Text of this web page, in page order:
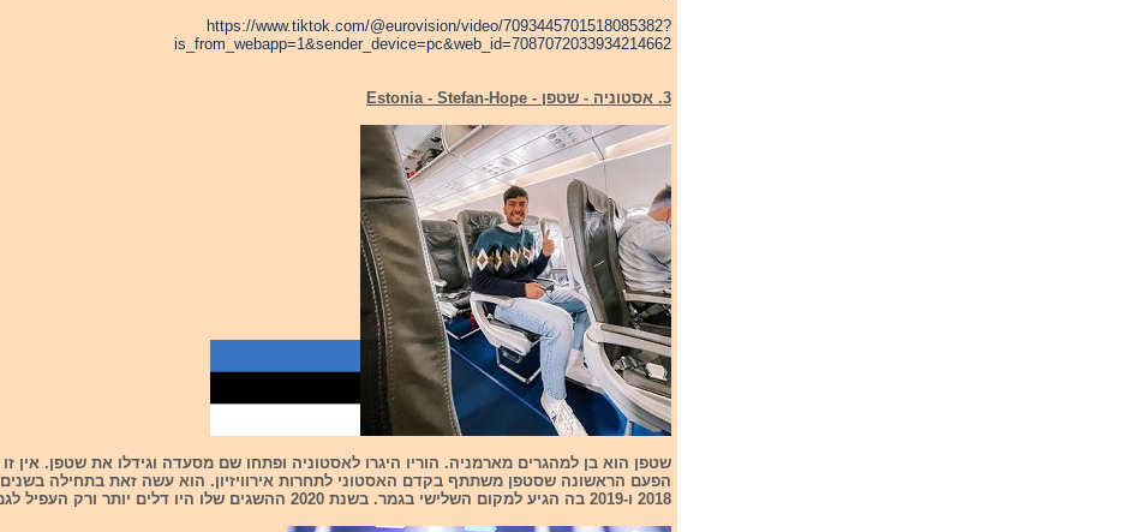
https://www.tiktok.com/@eurovision/video/7093445701518085382?
is_from_webapp=1&sender_device=pc&web_id=7087072033934214662
3. אסטוניה - שטפן - Estonia - Stefan-Hope
שטפן הוא בן למהגרים מארמניה. הוריו היגרו לאסטוניה ופתחו שם מסעדה וגידלו את שטפן. אין זו
הפעם הראשונה שסטפן משתתף בקדם האסטוני לתחרות אירוויזיון. הוא עשה זאת בתחילה בשנים
2018 ו-2019 בה הגיע למקום השלישי בגמר. בשנת 2020 ההשגים שלו היו דלים יותר ורק העפיל לגמר.